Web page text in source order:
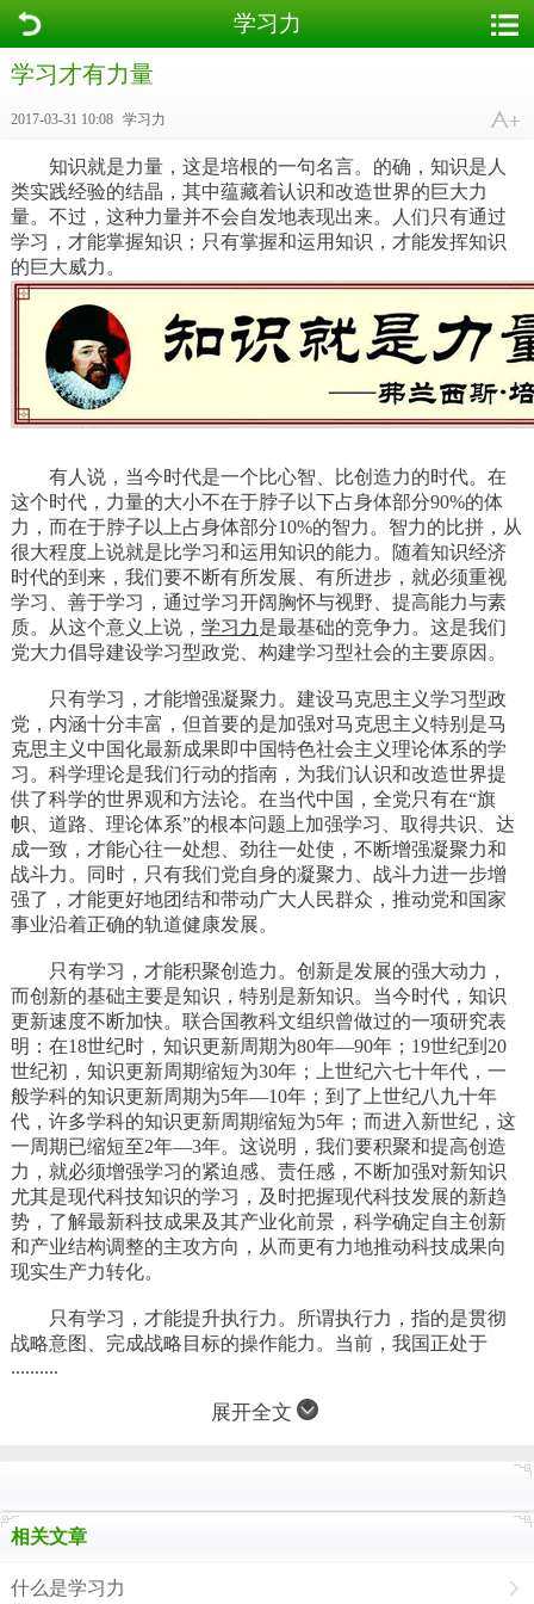
学习力
学习才有力量
2017-03-31 10:08 学习力
知识就是力量，这是培根的一句名言。的确，知识是人
类实践经验的结晶，其中蕴藏着认识和改造世界的巨大力
量。不过，这种力量并不会自发地表现出来。人们只有通过
学习，才能掌握知识；只有掌握和运用知识，才能发挥知识
的巨大威力。
有人说，当今时代是一个比心智、比创造力的时代。在
这个时代，力量的大小不在于脖子以下占身体部分90%的体
力，而在于脖子以上占身体部分10%的智力。智力的比拼，从
很大程度上说就是比学习和运用知识的能力。随着知识经济
时代的到来，我们要不断有所发展、有所进步，就必须重视
学习、善于学习，通过学习开阔胸怀与视野、提高能力与素
质。从这个意义上说， 学习力是最基础的竞争力。这是我们
党大力倡导建设学习型政党、构建学习型社会的主要原因。
只有学习，才能增强凝聚力。建设马克思主义学习型政
党，内涵十分丰富，但首要的是加强对马克思主义特别是马
克思主义中国化最新成果即中国特色社会主义理论体系的学
习。科学理论是我们行动的指南，为我们认识和改造世界提
供了科学的世界观和方法论。在当代中国，全党只有在“旗
帜、道路、理论体系”的根本问题上加强学习、取得共识、达
成一致，才能心往一处想、劲往一处使，不断增强凝聚力和
战斗力。同时，只有我们党自身的凝聚力、战斗力进一步增
强了，才能更好地团结和带动广大人民群众，推动党和国家
事业沿着正确的轨道健康发展。
只有学习，才能积聚创造力。创新是发展的强大动力，
而创新的基础主要是知识，特别是新知识。当今时代，知识
更新速度不断加快。联合国教科文组织曾做过的一项研究表
明：在18世纪时，知识更新周期为80年—90年；19世纪到20
世纪初，知识更新周期缩短为30年；上世纪六七十年代，一
般学科的知识更新周期为5年—10年；到了上世纪八九十年
代，许多学科的知识更新周期缩短为5年；而进入新世纪，这
一周期已缩短至2年—3年。这说明，我们要积聚和提高创造
力，就必须增强学习的紧迫感、责任感，不断加强对新知识
尤其是现代科技知识的学习，及时把握现代科技发展的新趋
势，了解最新科技成果及其产业化前景，科学确定自主创新
和产业结构调整的主攻方向，从而更有力地推动科技成果向
现实生产力转化。
只有学习，才能提升执行力。所谓执行力，指的是贯彻
战略意图、完成战略目标的操作能力。当前，我国正处于
..........
展开全文
相关文章
什么是学习力